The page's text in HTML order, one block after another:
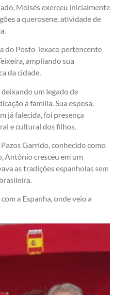
Moisés exerceu inicialmente
a querosene, atividade de
do Posto Texaco pertencente
ampliando sua
da cidade.
deixando um legado de
à família. Sua esposa,
já falecida, foi presença
e cultural dos filhos.
Garrido, conhecido como
Antônio cresceu em um
as tradições espanholas sem
a Espanha, onde veio a